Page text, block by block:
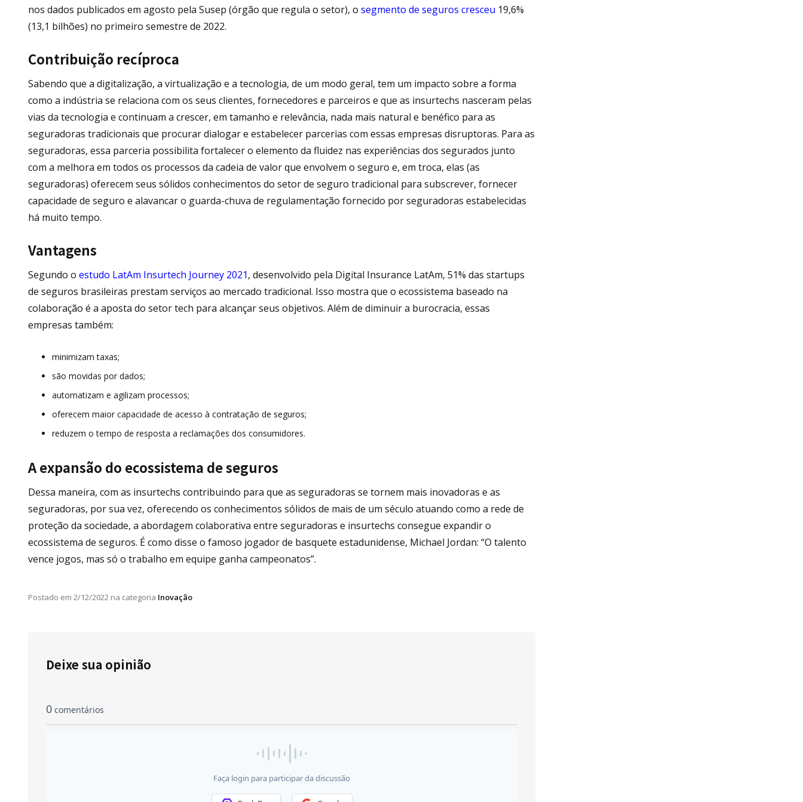
nos dados publicados em agosto pela Susep (órgão que regula o setor), o segmento de seguros cresceu 19,6%
(13,1 bilhões) no primeiro semestre de 2022.
Contribuição recíproca
Sabendo que a digitalização, a virtualização e a tecnologia, de um modo geral, tem um impacto sobre a forma
como a indústria se relaciona com os seus clientes, fornecedores e parceiros e que as insurtechs nasceram pelas
vias da tecnologia e continuam a crescer, em tamanho e relevância, nada mais natural e benéfico para as
seguradoras tradicionais que procurar dialogar e estabelecer parcerias com essas empresas disruptoras. Para as
seguradoras, essa parceria possibilita fortalecer o elemento da fluidez nas experiências dos segurados junto
com a melhora em todos os processos da cadeia de valor que envolvem o seguro e, em troca, elas (as
seguradoras) oferecem seus sólidos conhecimentos do setor de seguro tradicional para subscrever, fornecer
capacidade de seguro e alavancar o guarda-chuva de regulamentação fornecido por seguradoras estabelecidas
há muito tempo.
Vantagens
Segundo o estudo LatAm Insurtech Journey 2021, desenvolvido pela Digital Insurance LatAm, 51% das startups
de seguros brasileiras prestam serviços ao mercado tradicional. Isso mostra que o ecossistema baseado na
colaboração é a aposta do setor tech para alcançar seus objetivos. Além de diminuir a burocracia, essas
empresas também:
minimizam taxas;
são movidas por dados;
automatizam e agilizam processos;
oferecem maior capacidade de acesso à contratação de seguros;
reduzem o tempo de resposta a reclamações dos consumidores.
A expansão do ecossistema de seguros
Dessa maneira, com as insurtechs contribuindo para que as seguradoras se tornem mais inovadoras e as
seguradoras, por sua vez, oferecendo os conhecimentos sólidos de mais de um século atuando como a rede de
proteção da sociedade, a abordagem colaborativa entre seguradoras e insurtechs consegue expandir o
ecossistema de seguros. É como disse o famoso jogador de basquete estadunidense, Michael Jordan: “O talento
vence jogos, mas só o trabalho em equipe ganha campeonatos”.
Postado em 2/12/2022 na categoria Inovação
Deixe sua opinião